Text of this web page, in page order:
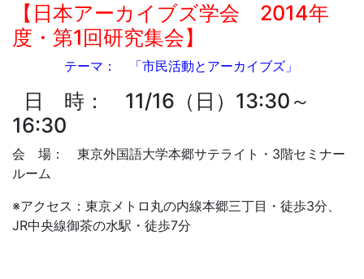
【日本アーカイブズ学会 2014年
度・第1回研究集会】
テーマ： 「市民活動とアーカイブズ」
日 時： 11/16（日）13:30～
16:30
会 場： 東京外国語大学本郷サテライト・3階セミナー
ルーム
※アクセス：東京メトロ丸の内線本郷三丁目・徒歩3分、
JR中央線御茶の水駅・徒歩7分